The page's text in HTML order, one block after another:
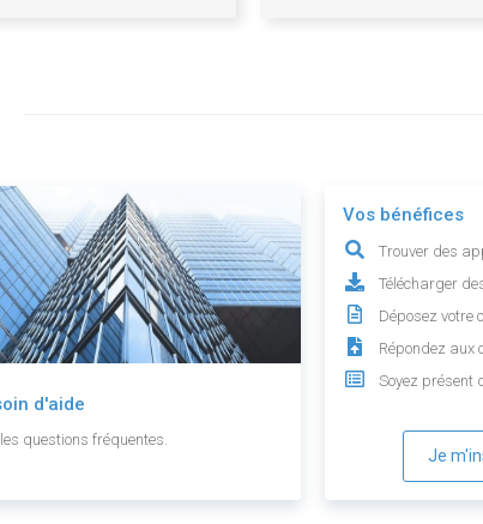
d'aide
questions fréquentes.
Vos bénéfices
Trouver des
Télécharger
Déposez votre
Répondez aux
Soyez présent
Je